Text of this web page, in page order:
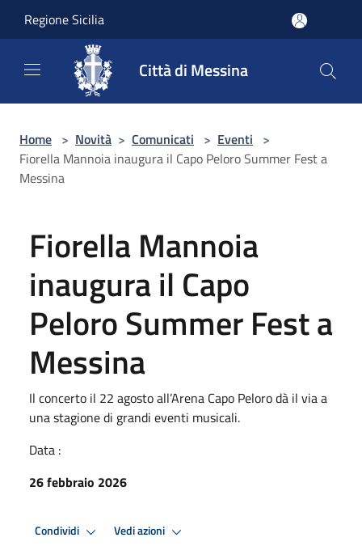
Regione Sicilia
Città di Messina
Home > Novità > Comunicati > Eventi >
Fiorella Mannoia inaugura il Capo Peloro Summer Fest a
Messina
Fiorella Mannoia
inaugura il Capo
Peloro Summer Fest a
Messina
Il concerto il 22 agosto all’Arena Capo Peloro dà il via a
una stagione di grandi eventi musicali.
Data :
26 febbraio 2026
Condividi Vedi azioni